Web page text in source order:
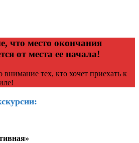
что место окончания
от места ее начала!
внимание тех, кто хочет приехать к